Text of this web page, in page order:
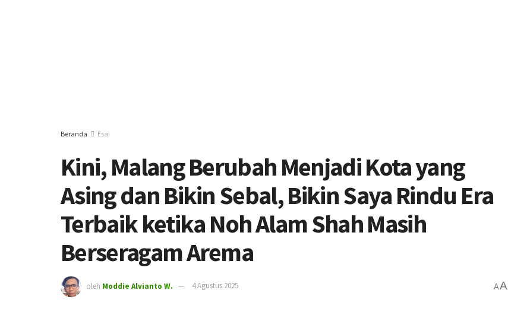
Beranda Esai
Kini, Malang Berubah Menjadi Kota yang
Asing dan Bikin Sebal, Bikin Saya Rindu Era
Terbaik ketika Noh Alam Shah Masih
Berseragam Arema
oleh Moddie Alvianto W. 4 Agustus 2025 AA